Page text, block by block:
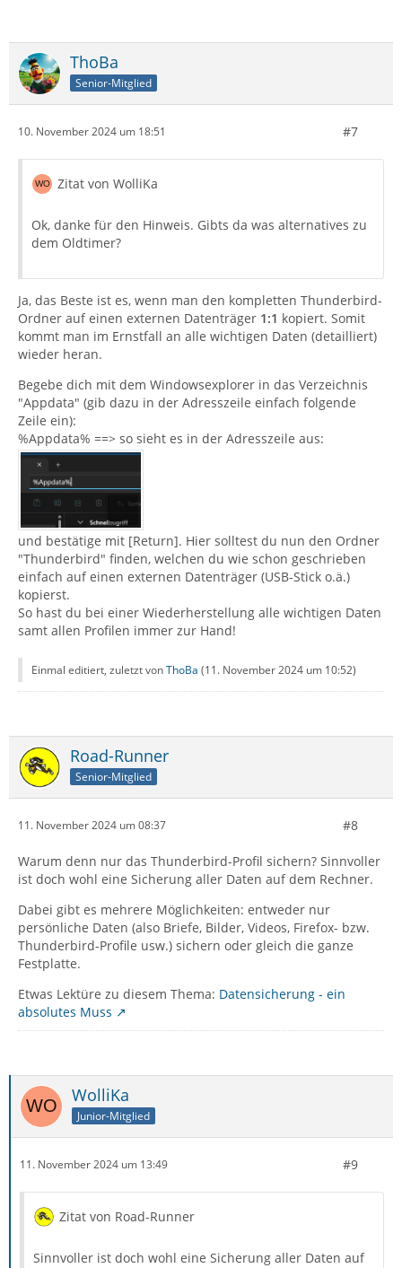
ThoBa
Senior-Mitglied
10. November 2024 um 18:51 #7
Zitat von WolliKa
Ok, danke für den Hinweis. Gibts da was alternatives zu
dem Oldtimer?
Ja, das Beste ist es, wenn man den kompletten Thunderbird-
Ordner auf einen externen Datenträger 1:1 kopiert. Somit
kommt man im Ernstfall an alle wichtigen Daten (detailliert)
wieder heran.
Begebe dich mit dem Windowsexplorer in das Verzeichnis
"Appdata" (gib dazu in der Adresszeile einfach folgende
Zeile ein):
%Appdata% ==> so sieht es in der Adresszeile aus:
und bestätige mit [Return]. Hier solltest du nun den Ordner
"Thunderbird" finden, welchen du wie schon geschrieben
einfach auf einen externen Datenträger (USB-Stick o.ä.)
kopierst.
So hast du bei einer Wiederherstellung alle wichtigen Daten
samt allen Profilen immer zur Hand!
Einmal editiert, zuletzt vonThoBa (11. November 2024 um 10:52)
Road-Runner
Senior-Mitglied
11. November 2024 um 08:37 #8
Warum denn nur das Thunderbird-Profil sichern? Sinnvoller
ist doch wohl eine Sicherung aller Daten auf dem Rechner.
Dabei gibt es mehrere Möglichkeiten: entweder nur
persönliche Daten (also Briefe, Bilder, Videos, Firefox- bzw.
Thunderbird-Profile usw.) sichern oder gleich die ganze
Festplatte.
Etwas Lektüre zu diesem Thema: Datensicherung - ein
absolutes Muss
WolliKa
Junior-Mitglied
11. November 2024 um 13:49 #9
Zitat von Road-Runner
Sinnvoller ist doch wohl eine Sicherung aller Daten auf